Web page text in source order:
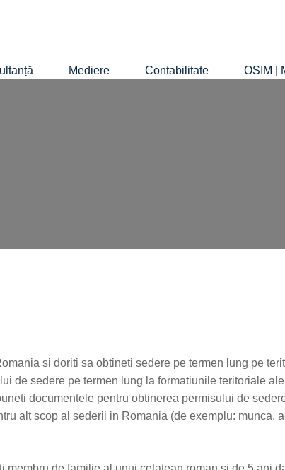
Mediere Contabilitate OSIM |
si doriti sa obtineti sedere pe termen lung pe
de sedere pe termen lung la formatiunile teritoriale
documentele pentru obtinerea permisului de
alt scop al sederii in Romania (de exemplu: munca,